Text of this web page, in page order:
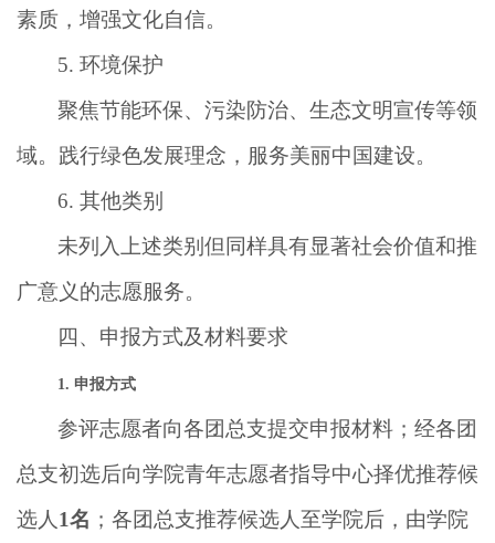
素质，增强文化自信。
5.环境保护
聚焦节能环保、污染防治、生态文明宣传等领
域。践行绿色发展理念，服务美丽中国建设。
6.其他类别
未列入上述类别但同样具有显著社会价值和推
广意义的志愿服务。
四、申报方式及材料要求
1.申报方式
参评志愿者向各团总支提交申报材料；经各团
总支初选后向学院青年志愿者指导中心择优推荐候
选人 1名 ；各团总支推荐候选人至学院后，由学院